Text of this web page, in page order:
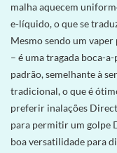
malha aquecem
e-líquido, o que se
Mesmo sendo um
– é uma tragada boca-
padrão, semelhante à
tradicional, o que é
preferir inalações
para permitir um golpe
boa versatilidade para